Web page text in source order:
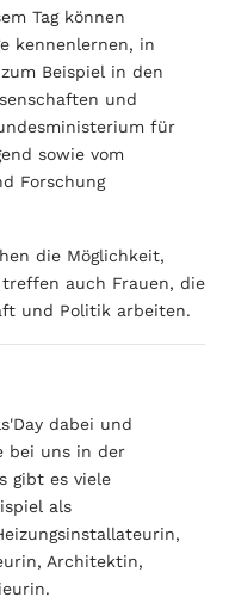
Tag können
kennenlernen, in
Beispiel in den
und
für
sowie vom
Forschung
die Möglichkeit,
auch Frauen, die
und Politik arbeiten.
dabei und
bei uns in der
gibt es viele
als
Architektin,